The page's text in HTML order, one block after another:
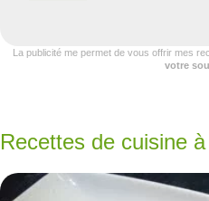
La publicité me permet de vous offrir mes
votre
Recettes de cuisine